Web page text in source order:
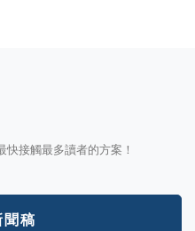
接觸最多讀者的方案！
稿